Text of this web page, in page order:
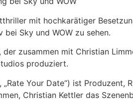
mit hochkarätiger
Sky und WOW zu sehen.
zusammen mit Christian
produziert.
Your Date“) ist
Christian Kettler das